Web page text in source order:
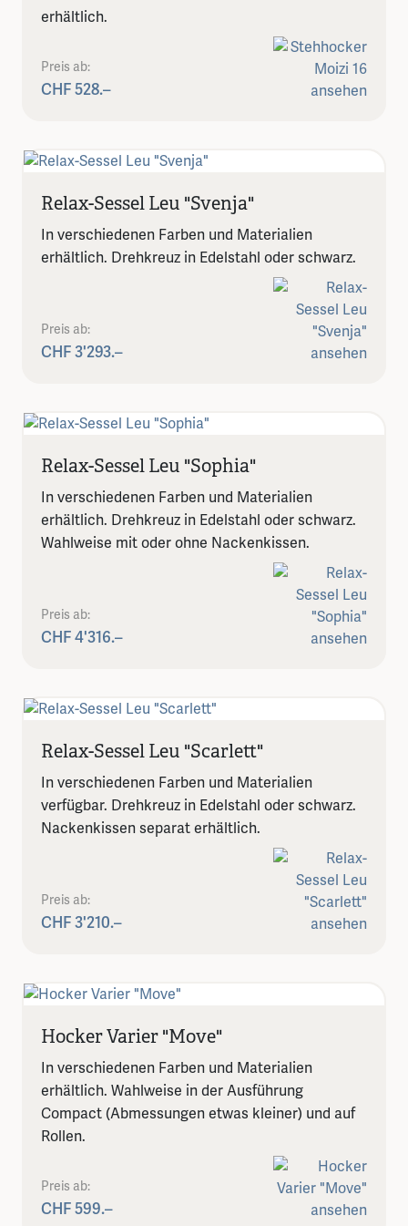
erhältlich.
Preis ab:
CHF 528.–
Relax-Sessel Leu "Svenja"
In verschiedenen Farben und Materialien
erhältlich. Drehkreuz in Edelstahl oder schwarz.
Preis ab:
CHF 3'293.–
Relax-Sessel Leu "Sophia"
In verschiedenen Farben und Materialien
erhältlich. Drehkreuz in Edelstahl oder schwarz.
Wahlweise mit oder ohne Nackenkissen.
Preis ab:
CHF 4'316.–
Relax-Sessel Leu "Scarlett"
In verschiedenen Farben und Materialien
verfügbar. Drehkreuz in Edelstahl oder schwarz.
Nackenkissen separat erhältlich.
Preis ab:
CHF 3'210.–
Hocker Varier "Move"
In verschiedenen Farben und Materialien
erhältlich. Wahlweise in der Ausführung
Compact (Abmessungen etwas kleiner) und auf
Rollen.
Preis ab:
CHF 599.–